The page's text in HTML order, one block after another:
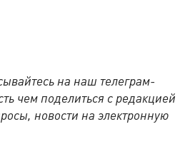
на наш телеграм-
чем поделиться с редакцией
новости на электронную